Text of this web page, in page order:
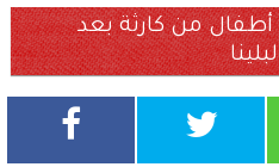
العناية الإلهية تنقذ 9 أطفال من كارثة بعد